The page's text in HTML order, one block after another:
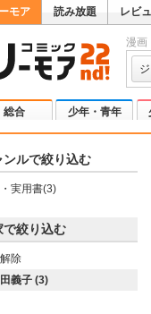
モア 読み放題 レビ
漫画
総合 少年・青年
ンルで絞り込む
実用書(3)
で絞り込む
除
義子 (3)